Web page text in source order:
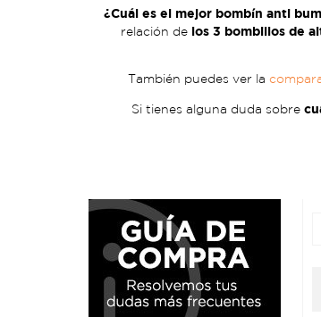
¿Cuál es el mejor bombín anti
relación de los 3 bombillos de
También puedes ver la
Si tienes alguna duda sobre